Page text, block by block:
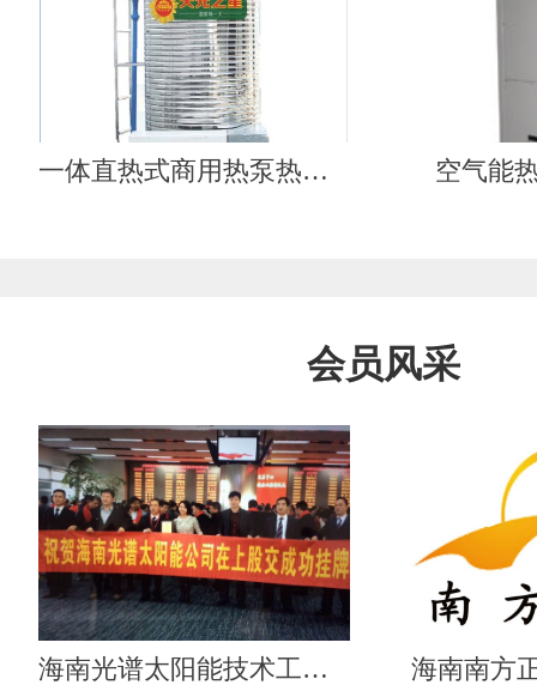
一体直热式商用热泵热水器（工质循环） 空气能
会员风采
海南光谱太阳能技术工程有限公司